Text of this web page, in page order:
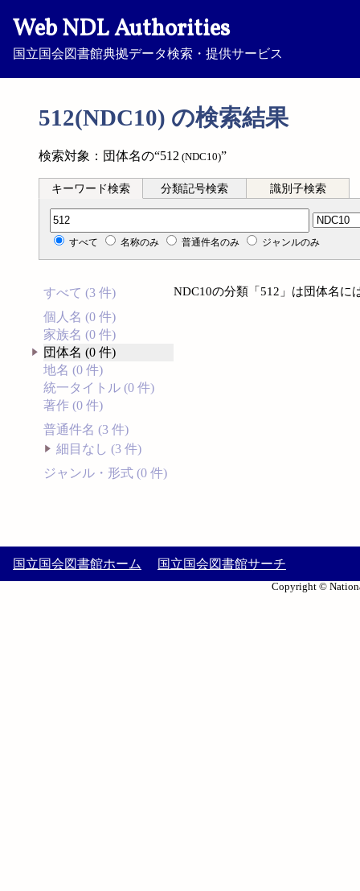
Web NDL Authorities
国立国会図書館典拠データ検索・提供サービス
512(NDC10) の検索結果
検索対象：団体名の“512 (NDC10)”
キーワード検索 分類記号検索 識別子検索
分類記号検索
すべて 名称のみ 普通件名のみ ジャンルのみ
すべて (3 件)
個人名 (0 件)
家族名 (0 件)
団体名 (0 件)
地名 (0 件)
統一タイトル (0 件)
著作 (0 件)
普通件名 (3 件)
細目なし (3 件)
ジャンル・形式 (0 件)
NDC10の分類「512」は団体名に
国立国会図書館ホーム 国立国会図書館サーチ
Copyright ©